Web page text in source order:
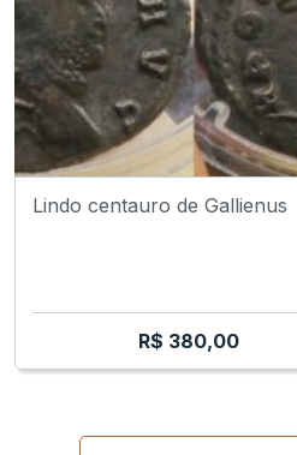
Lindo centauro de Gallienus
R$ 380,00